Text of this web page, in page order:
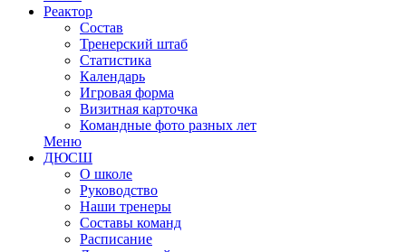
Реактор
Состав
Тренерский штаб
Статистика
Календарь
Игровая форма
Визитная карточка
Командные фото разных лет
Меню
ДЮСШ
О школе
Руководство
Наши тренеры
Составы команд
Расписание